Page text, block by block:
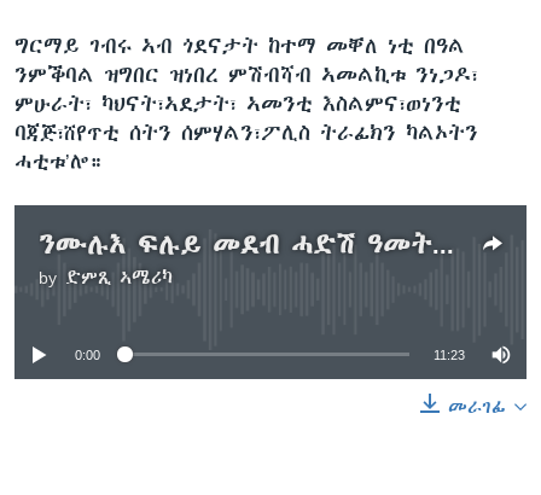
ግርማይ ገብሩ ኣብ ጎደናታት ከተማ መቐለ ነቲ በዓል
ንምቕባል ዝግበር ዝነበረ ምሽብሻብ ኣመልኪቱ ንነጋዶ፣
ምሁራት፣ ካህናት፣ኣደታት፣ ኣመንቲ እስልምና፣ወነንቲ
ባጃጅ፣ሸየጥቲ ሰትን ሰምሃልን፣ፖሊስ ትራፊክን ካልኦትን
ሓቲቱ’ሎ።
ንሙሉእ ፍሉይ መደብ ሓድሽ ዓመት ኣዳምጹ
by ድምጺ ኣሜሪካ
No media source currently available
0:00 11:23
መራገፊ